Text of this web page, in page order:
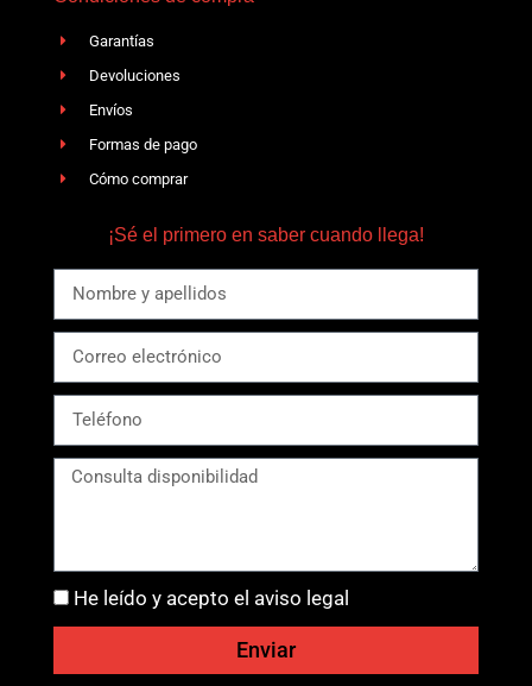
Garantías
Devoluciones
Envíos
Formas de pago
Cómo comprar
¡Sé el primero en saber cuando llega!
He leído y acepto el aviso legal
Enviar